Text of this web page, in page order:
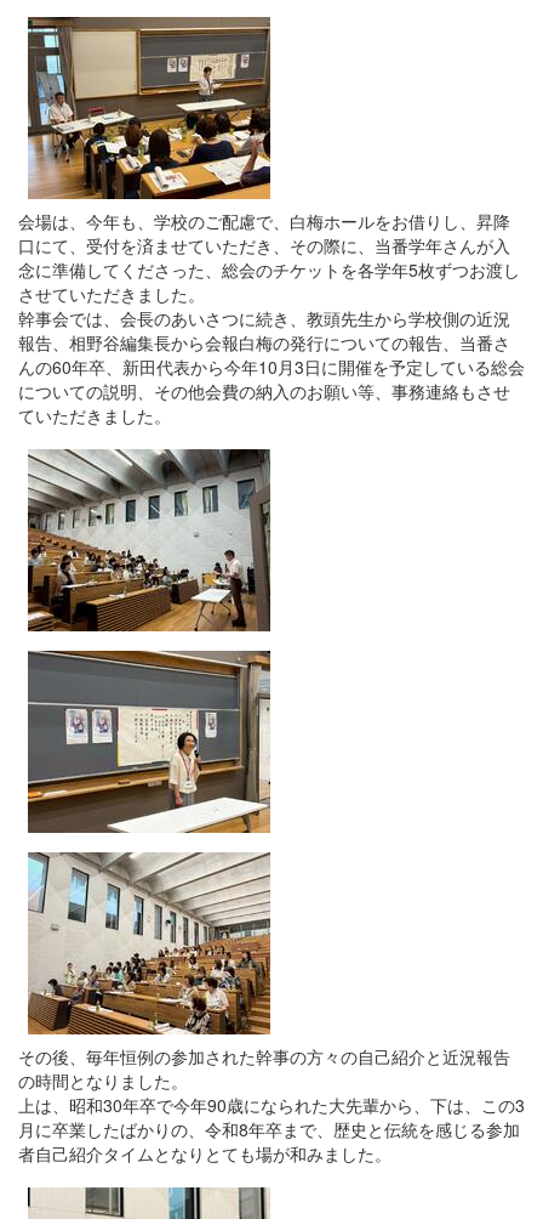
会場は、今年も、学校のご配慮で、白梅ホールをお借りし、昇降
口にて、受付を済ませていただき、その際に、当番学年さんが入
念に準備してくださった、総会のチケットを各学年5枚ずつお渡し
させていただきました。
幹事会では、会長のあいさつに続き、教頭先生から学校側の近況
報告、相野谷編集長から会報白梅の発行についての報告、当番さ
んの60年卒、新田代表から今年10月3日に開催を予定している総会
についての説明、その他会費の納入のお願い等、事務連絡もさせ
ていただきました。
その後、毎年恒例の参加された幹事の方々の自己紹介と近況報告
の時間となりました。
上は、昭和30年卒で今年90歳になられた大先輩から、下は、この3
月に卒業したばかりの、令和8年卒まで、歴史と伝統を感じる参加
者自己紹介タイムとなりとても場が和みました。